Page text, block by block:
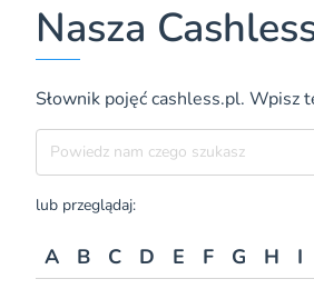
CIEKAWOSTKI
PROMOCJE
TEMAT DNIA
E-
Nasza
Słownik pojęć cashless.pl.
Szukane hasło
lub przeglądaj:
A B C D E F G H I